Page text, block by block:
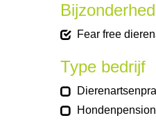
Fear free
Type bedrijf
Hondenpension